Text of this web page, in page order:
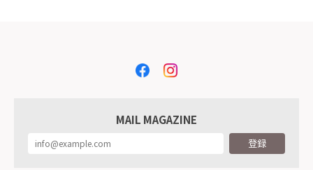
MAIL MAGAZINE
登録